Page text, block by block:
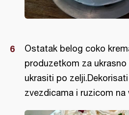
Ostatak belog coko
produzetkom za
ukrasiti po
zvezdicama i ruzicom na